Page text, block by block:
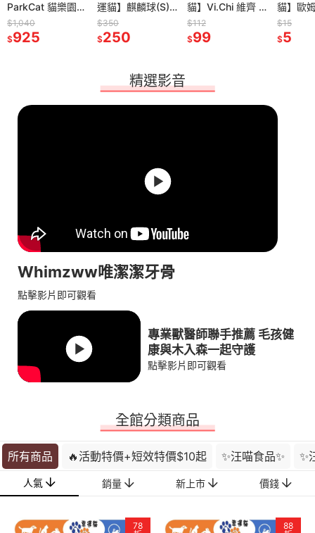
ParkCat 貓樂園
ParkCat 去味好喵
招 新鮮好喵招 喝
$1,040
$925
運貓】麒麟球(S)
Kirin Ball 貓咪玩具
環保寵物玩具 寵物
$350
$250
貓】Vi.Chi 維齊 狗
罐 80G 雞肉絲 雞
肉+鮭魚 雞肉+起
$112
$99
貓】歐
單條 蜂
15g 鮪魚 鮑魚 鮭
$15
$5
侍料 天
白貓侍
魚汁) 黑
伊瑞思｜ 1kg 益生
菌酵素無穀貓糧 雞
肉/鮪魚 貓飼料
物園 (整箱) 傻派主
食罐-幼貓/全齡貓
(臭貓罐/傻派罐/臭
物園 傻派主食罐-
幼貓/全齡貓(臭貓
罐/傻派罐/臭貓主
精選影音
Whimzww唯潔潔牙骨
點擊影片即可觀看
專業獸醫師聯手推薦 毛孩健
康與木入森一起守護
點擊影片即可觀看
全館分類商品
所有商品 🔥活動特價+短效特價$10起 ✨汪喵食品✨ ✨
人氣 銷量 新上市 價錢
78
88